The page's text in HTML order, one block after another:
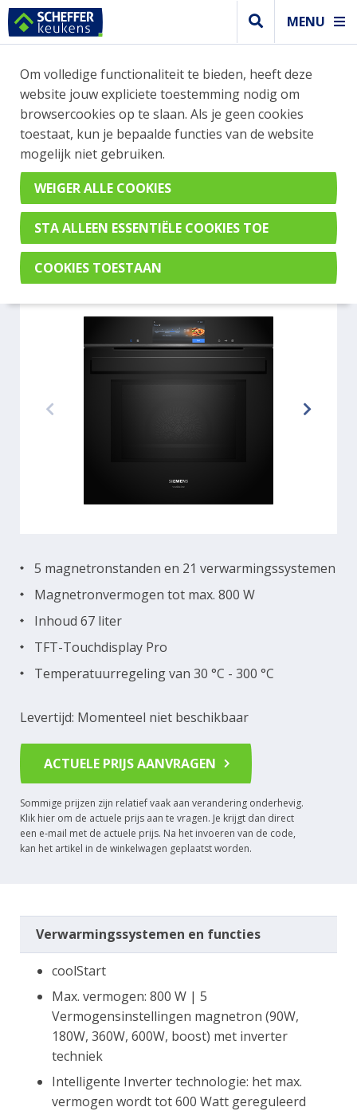
MENU
WEBSHOP BESTELLINGEN
Je kan tijdelijk geen bestelling plaatsen. Wil je je
vast oriënteren? Vergelijk eenvoudig apparaten
en merken met elkaar. Klik hier voor meer
informatie.
Magnetron
SIEMENS HN978GQB1
Levertijd: Momenteel niet beschikbaar
5 magnetronstanden en 21 verwarmingssystemen
Magnetronvermogen tot max. 800 W
Inhoud 67 liter
TFT-Touchdisplay Pro
Temperatuurregeling van 30 °C - 300 °C
ACTUELE PRIJS AANVRAGEN
Sommige prijzen zijn relatief vaak aan verandering onderhevig.
Klik hier om de actuele prijs aan te vragen. Je krijgt dan direct
een e-mail met de actuele prijs. Na het invoeren van de code,
kan het artikel in de winkelwagen geplaatst worden.
Verwarmingssystemen en functies
coolStart
Max. vermogen: 800 W | 5
Vermogensinstellingen magnetron (90W,
180W, 360W, 600W, boost) met inverter
techniek
Intelligente Inverter technologie: het max.
vermogen wordt tot 600 Watt gereguleerd
Om volledige functionaliteit te bieden, heeft deze
website jouw expliciete toestemming nodig om
browsercookies op te slaan. Als je geen cookies
toestaat, kun je bepaalde functies van de website
mogelijk niet gebruiken.